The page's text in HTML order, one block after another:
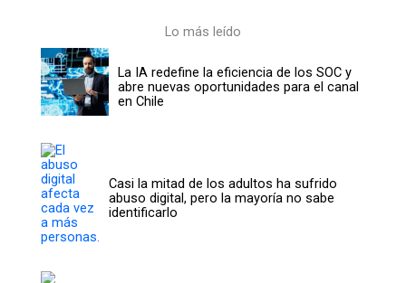
Lo más leído
La IA redefine la eficiencia de los SOC y
abre nuevas oportunidades para el canal
en Chile
Casi la mitad de los adultos ha sufrido
abuso digital, pero la mayoría no sabe
identificarlo